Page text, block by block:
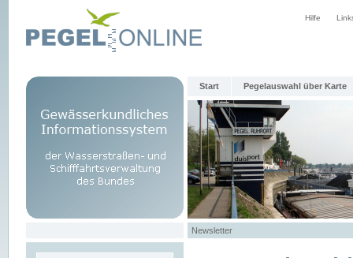
Hilfe
Start Pegelauswahl über Karte
Newsletter